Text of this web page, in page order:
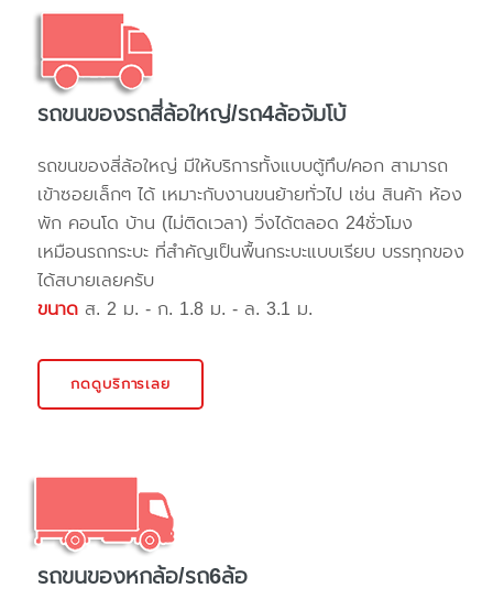
รถขนของรถสี่ล้อใหญ่/รถ4ล้อจัมโบ้
รถขนของสี่ล้อใหญ่ มีให้บริการทั้งแบบตู้ทึบ/คอก สามารถ
เข้าซอยเล็กๆ ได้ เหมาะกับงานขนย้ายทั่วไป เช่น สินค้า ห้อง
พัก คอนโด บ้าน (ไม่ติดเวลา) วิ่งได้ตลอด 24ชั่วโมง
เหมือนรถกระบะ ที่สำคัญเป็นพื้นกระบะแบบเรียบ บรรทุกของ
ได้สบายเลยครับ
ขนาด ส. 2 ม. - ก. 1.8 ม. - ล. 3.1 ม.
กดดูบริการเลย
รถขนของหกล้อ/รถ6ล้อ